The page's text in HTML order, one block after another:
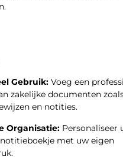
Gebruik: Voeg een
zakelijke documenten
en notities.
Organisatie: Personaliseer
met uw eigen